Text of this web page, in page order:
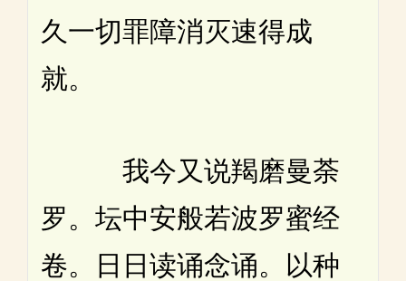
久一切罪障消灭速得成
就。
我今又说羯磨曼荼
罗。坛中安般若波罗蜜经
卷。日日读诵念诵。以种